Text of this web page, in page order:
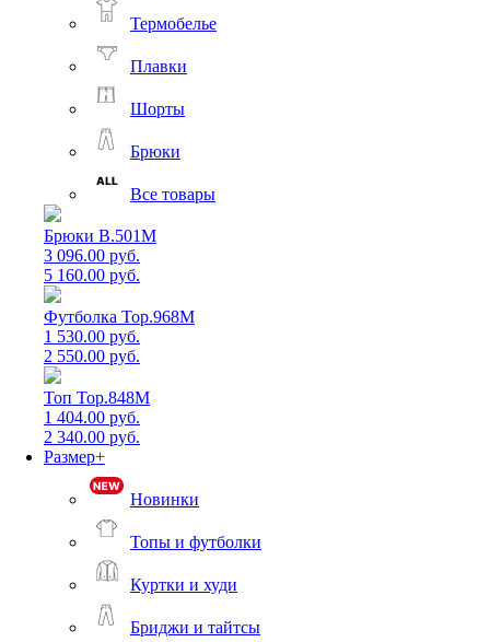
Термобелье
Плавки
Шорты
Брюки
Все товары
Брюки B.501M
3 096.00 руб.
5 160.00 руб.
Футболка Top.968M
1 530.00 руб.
2 550.00 руб.
Топ Top.848M
1 404.00 руб.
2 340.00 руб.
Размер+
Новинки
Топы и футболки
Куртки и худи
Бриджи и тайтсы